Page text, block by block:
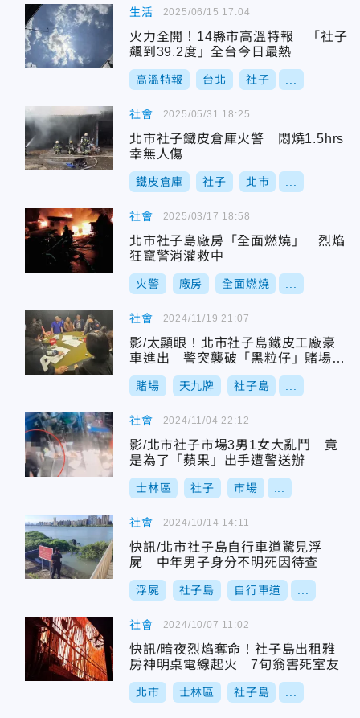
生活
火力全開！14縣市高溫特報 「社子
飆到39.2度」全台今日最熱
高溫特報 台北 社子
2025/06/15 17:04
社會
北市社子鐵皮倉庫火警 悶燒1.5hrs
幸無人傷
鐵皮倉庫 社子 北市
2025/05/31 18:25
社會
北市社子島廠房「全面燃燒」 烈焰
狂竄警消灌救中
火警 廠房 全面燃燒
2025/03/17 18:58
社會
影/太顯眼！北市社子島鐵皮工廠豪
車進出 警突襲破「黑粒仔」賭場逮
14人
賭場 天九牌 社子島
2024/11/19 21:07
社會
影/北市社子市場3男1女大亂鬥 竟
是為了「蘋果」出手遭警送辦
士林區 社子 市場
2024/11/04 22:12
社會
快訊/北市社子島自行車道驚見浮
屍 中年男子身分不明死因待查
浮屍 社子島 自行車道
2024/10/14 14:11
社會
快訊/暗夜烈焰奪命！社子島出租雅
房神明桌電線起火 7旬翁害死室友
北市 士林區 社子島
2024/10/07 11:02